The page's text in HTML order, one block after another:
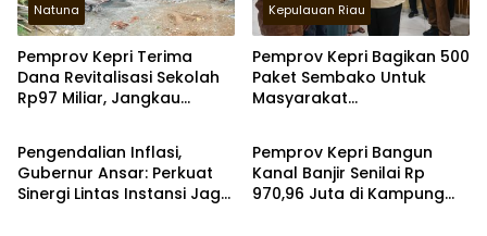
Natuna
Pemprov Kepri Terima
Dana Revitalisasi Sekolah
Rp97 Miliar, Jangkau
Kepulauan Riau
Pemprov Kepri Bagikan 500
Paket Sembako Untuk
Masyarakat
Kepulauan Riau
Pengendalian Inflasi,
Gubernur Ansar: Perkuat
Sinergi Lintas Instansi Jaga
Kepulauan Riau
Pemprov Kepri Bangun
Kanal Banjir Senilai Rp
970,96 Juta di Kampung
Kepulauan Riau Kepulauan Riau